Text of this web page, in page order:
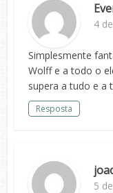
4
Simplesmente
Wolff e a todo o
supera a tudo e a
Resposta
5